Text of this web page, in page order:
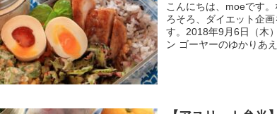
こんにちは、moeです
ろそろ、ダイエット企
す。2018年9月6日（木
ン ゴーヤーのゆかりあ